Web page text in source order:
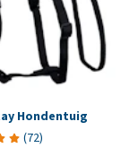
Hondentuig
(72)